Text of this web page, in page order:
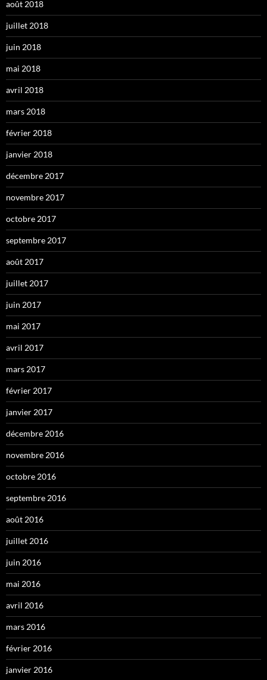
août 2018
juillet 2018
juin 2018
mai 2018
avril 2018
mars 2018
février 2018
janvier 2018
décembre 2017
novembre 2017
octobre 2017
septembre 2017
août 2017
juillet 2017
juin 2017
mai 2017
avril 2017
mars 2017
février 2017
janvier 2017
décembre 2016
novembre 2016
octobre 2016
septembre 2016
août 2016
juillet 2016
juin 2016
mai 2016
avril 2016
mars 2016
février 2016
janvier 2016